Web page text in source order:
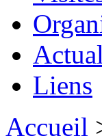
Liens
Accueil